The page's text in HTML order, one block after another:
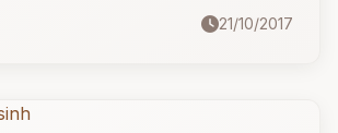
không một ai vừa lòng nàng
21/10/2017